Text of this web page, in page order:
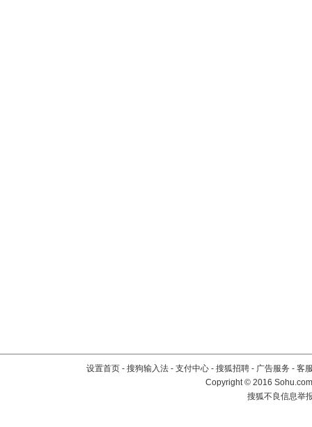
设置首页 - 搜狗输入法 - 支付中心 - 搜狐招聘 - 广告服务 - 客
Copyright©2016
搜狐不良信息举